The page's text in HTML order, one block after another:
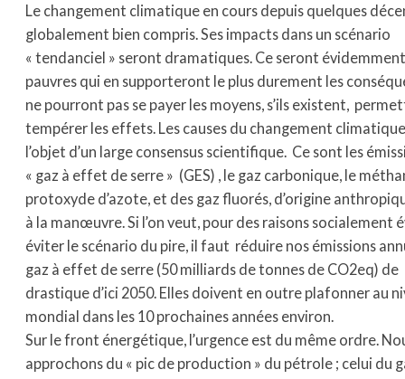
Le changement climatique en cours depuis quelques
globalement bien compris. Ses impacts dans un scénario
« tendanciel » seront dramatiques. Ce seront
pauvres qui en supporteront le plus durement les
ne pourront pas se payer les moyens, s’ils existent,
tempérer les effets. Les causes du changement
l’objet d’un large consensus scientifique. Ce sont les
« gaz à effet de serre » (GES) , le gaz carbonique, le
protoxyde d’azote, et des gaz fluorés, d’origine
à la manœuvre. Si l’on veut, pour des raisons socialement
éviter le scénario du pire, il faut réduire nos émissions
gaz à effet de serre (50 milliards de tonnes de CO2eq)
drastique d’ici 2050. Elles doivent en outre plafonner au
mondial dans les 10 prochaines années environ.
Sur le front énergétique, l’urgence est du même ordre.
approchons du « pic de production » du pétrole ; celui du